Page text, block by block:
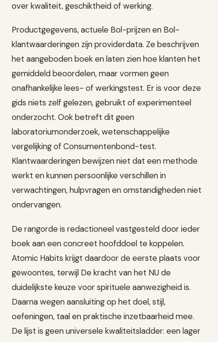
over kwaliteit, geschiktheid of werking.
Productgegevens, actuele Bol-prijzen en Bol-
klantwaarderingen zijn providerdata. Ze beschrijven
het aangeboden boek en laten zien hoe klanten het
gemiddeld beoordelen, maar vormen geen
onafhankelijke lees- of werkingstest. Er is voor deze
gids niets zelf gelezen, gebruikt of experimenteel
onderzocht. Ook betreft dit geen
laboratoriumonderzoek, wetenschappelijke
vergelijking of Consumentenbond-test.
Klantwaarderingen bewijzen niet dat een methode
werkt en kunnen persoonlijke verschillen in
verwachtingen, hulpvragen en omstandigheden niet
ondervangen.
De rangorde is redactioneel vastgesteld door ieder
boek aan een concreet hoofddoel te koppelen.
Atomic Habits krijgt daardoor de eerste plaats voor
gewoontes, terwijl De kracht van het NU de
duidelijkste keuze voor spirituele aanwezigheid is.
Daarna wegen aansluiting op het doel, stijl,
oefeningen, taal en praktische inzetbaarheid mee.
De lijst is geen universele kwaliteitsladder: een lager